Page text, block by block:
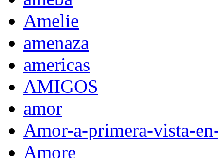
Amelie
amenaza
americas
AMIGOS
amor
Amor-a-primera-vista-
Amore